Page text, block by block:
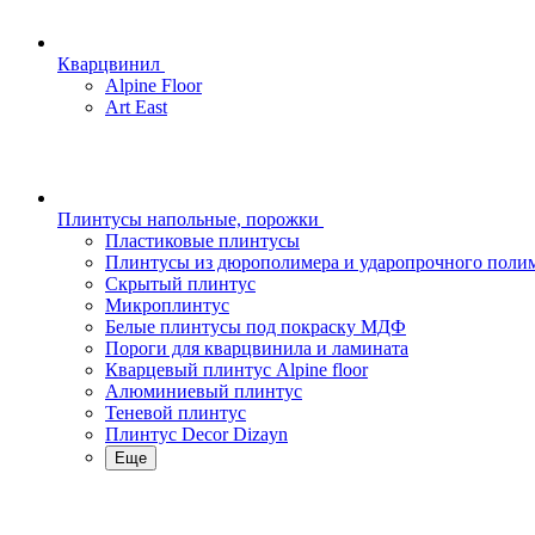
Кварцвинил
Alpine Floor
Art East
Плинтусы напольные, порожки
Пластиковые плинтусы
Плинтусы из дюрополимера и ударопрочного
Скрытый плинтус
Микроплинтус
Белые плинтусы под покраску МДФ
Пороги для кварцвинила и ламината
Кварцевый плинтус Alpine floor
Алюминиевый плинтус
Теневой плинтус
Плинтус Decor Dizayn
Еще